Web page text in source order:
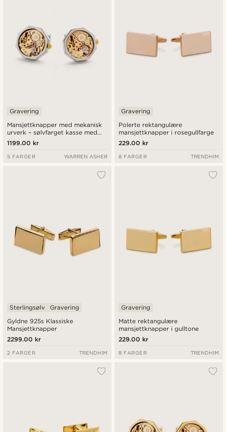
Mansjettknapper med mekanisk
urverk – sølvfarget kasse med
gullfarget skive
Gravering
1199.00 kr
5 FARGER WARREN ASHER
Polerte rektangulære
mansjettknapper i rosegullfarge
Gravering
229.00 kr
8 FARGER TRENDHIM
Gyldne 925s Klassiske
Mansjettknapper
Sterlingsølv Gravering
2299.00 kr
2 FARGER TRENDHIM
Matte rektangulære
mansjettknapper i gulltone
Gravering
229.00 kr
8 FARGER TRENDHIM